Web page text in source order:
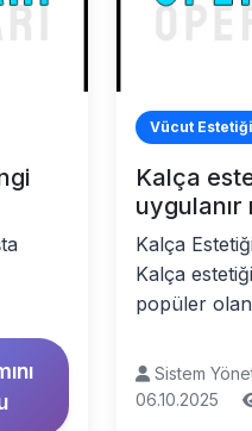
Vücut Estetiği
Kalça
uygulanır
Kalça
Kalça
popüler
Sistem
06.10.2025